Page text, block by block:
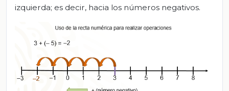
izquierda; es decir, hacia los números negativos.